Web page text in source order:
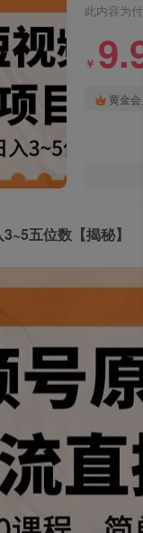
此内容为
￥
黄金会
五位数【揭秘】